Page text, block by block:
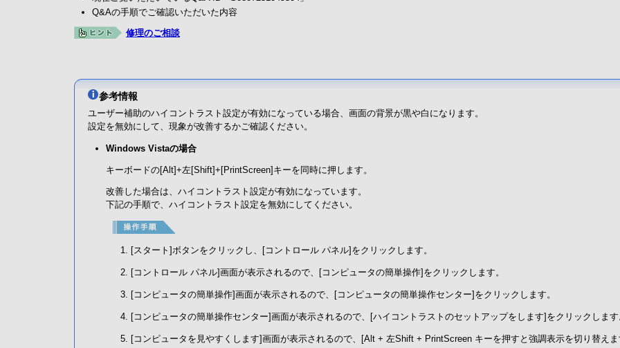
Q&Aの手順でご確認いただいた内容
修理のご相談
参考情報
ユーザー補助のハイコントラスト設定が有効になっている場合、画面の背景が黒や白になります。
設定を無効にして、現象が改善するかご確認ください。
Windows Vistaの場合
キーボードの[Alt]+左[Shift]+[PrintScreen]キーを同時に押します。
改善した場合は、ハイコントラスト設定が有効になっています。
下記の手順で、ハイコントラスト設定を無効にしてください。
[スタート]ボタンをクリックし、[コントロール パネル]をクリックします。
[コントロール パネル]画面が表示されるので、[コンピュータの簡単操作]をクリックします。
[コンピュータの簡単操作]画面が表示されるので、[コンピュータの簡単操作センター]をクリックします。
[コンピュータの簡単操作センター]画面が表示されるので、[ハイコントラストのセットアップをします]をクリックしま
[コンピュータを見やすくします]画面が表示されるので、[Alt + 左Shift + PrintScreen キーを押すと強調表示を切り替え